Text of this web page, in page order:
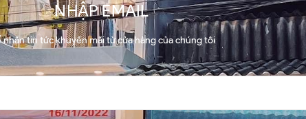
NHẬP EMAIL
nhận tin tức khuyến mãi từ cửa hàng của chúng tôi